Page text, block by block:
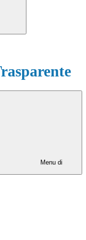
Menu di